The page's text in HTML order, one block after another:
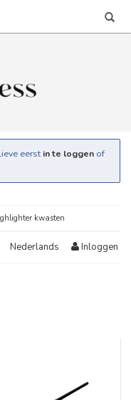
eerst in te loggen of
kwasten
Nederlands Inloggen